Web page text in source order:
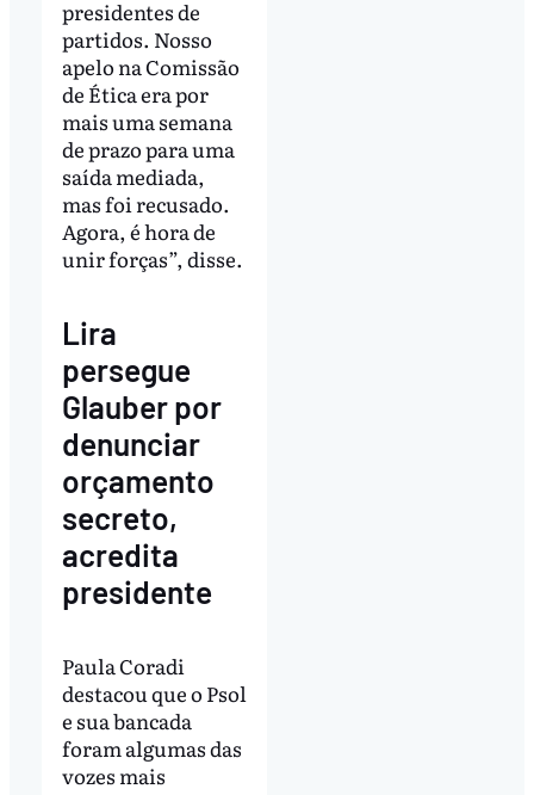
presidentes de
partidos. Nosso
apelo na Comissão
de Ética era por
mais uma semana
de prazo para uma
saída mediada,
mas foi recusado.
Agora, é hora de
unir forças”, disse.
Lira
persegue
Glauber por
denunciar
orçamento
secreto,
acredita
presidente
Paula Coradi
destacou que o Psol
e sua bancada
foram algumas das
vozes mais